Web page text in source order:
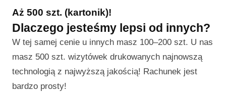
Aż 500 szt. (kartonik)!
Dlaczego jesteśmy lepsi od innych?
W tej samej cenie u innych masz 100–200 szt. U nas
masz 500 szt. wizytówek drukowanych najnowszą
technologią z najwyższą jakością! Rachunek jest
bardzo prosty!